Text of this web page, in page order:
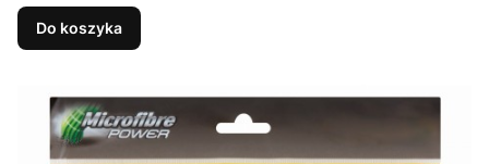
Do koszyka